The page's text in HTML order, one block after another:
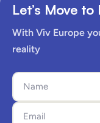
Let’s Move to
With Viv Europe
reality